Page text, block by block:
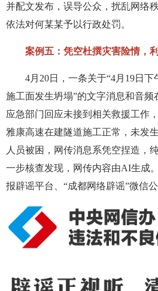
并配文发布，误导公众，扰乱网络
依法对何某某予以行政处罚。
案例五：凭空杜撰灾害险情，
4月20日，一条关于“4月19日下
施工面发生坍塌”的文字消息和音
应急部门回应未接到相关救援工作
雅康高速在建隧道施工正常，未发
人员被困，网传消息系凭空捏造，
一步核查发现，网传内容由AI生成
报辟谣平台、“成都网络辟谣”微信公